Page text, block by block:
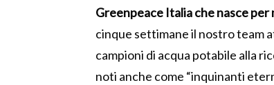
Greenpeace Italia che nasce per
cinque settimane il nostro team
campioni di acqua potabile alla
noti anche come “inquinanti